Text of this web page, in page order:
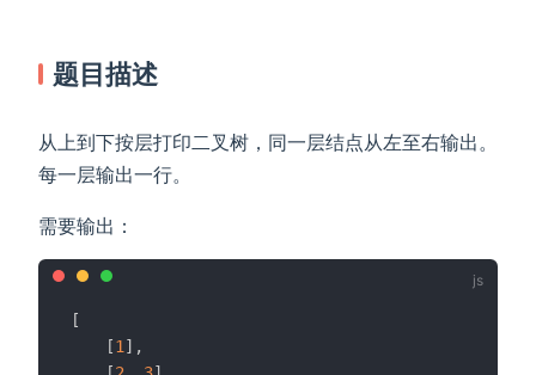
题目描述
从上到下按层打印二叉树，同一层结点从左至右输出。
每一层输出一行。
需要输出：
[
[1 ] ,